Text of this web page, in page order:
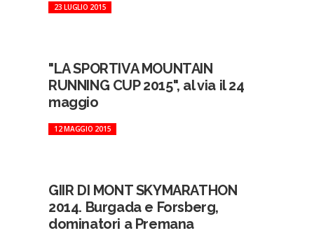
23 LUGLIO 2015
"LA SPORTIVA MOUNTAIN
RUNNING CUP 2015", al via il 24
maggio
12 MAGGIO 2015
GIIR DI MONT SKYMARATHON
2014. Burgada e Forsberg,
dominatori a Premana